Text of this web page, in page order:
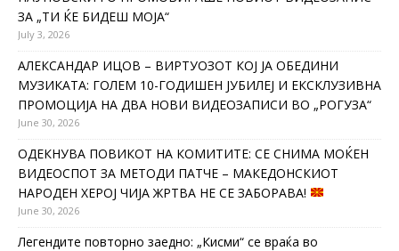
ЗА „ТИ ЌЕ БИДЕШ МОЈА“
July 3, 2026
АЛЕКСАНДАР ИЦОВ – ВИРТУОЗОТ КОЈ ЈА ОБЕДИНИ
МУЗИКАТА: ГОЛЕМ 10-ГОДИШЕН ЈУБИЛЕЈ И ЕКСКЛУЗИВНА
ПРОМОЦИЈА НА ДВА НОВИ ВИДЕОЗАПИСИ ВО „РОГУЗА“
June 30, 2026
ОДЕКНУВА ПОВИКОТ НА КОМИТИТЕ: СЕ СНИМА МОЌЕН
ВИДЕОСПОТ ЗА МЕТОДИ ПАТЧЕ – МАКЕДОНСКИОТ
НАРОДЕН ХЕРОЈ ЧИЈА ЖРТВА НЕ СЕ ЗАБОРАВА!
June 30, 2026
Легендите повторно заедно: „Кисми“ се враќа во